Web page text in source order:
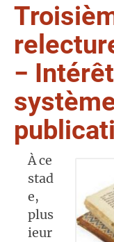
−
À ce
stad
e,
plus
ieur